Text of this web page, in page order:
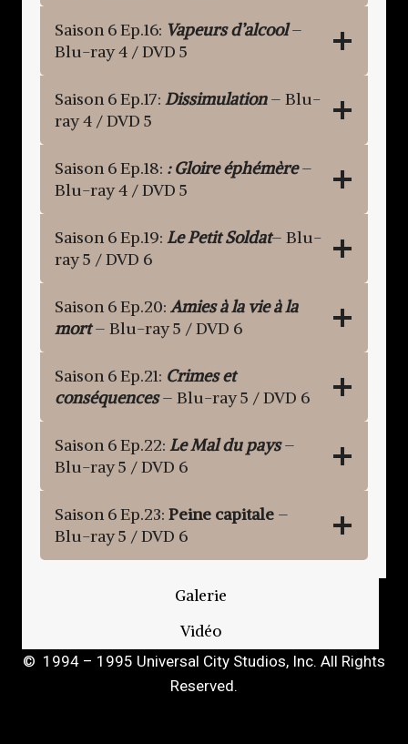
Saison 6 Ep.16: Vapeurs d’alcool–
Blu-ray 4 / DVD 5
Saison 6 Ep.17: Dissimulation– Blu-
ray 4 / DVD 5
Saison 6 Ep.18: : Gloire éphémère–
Blu-ray 4 / DVD 5
Saison 6 Ep.19: Le Petit Soldat– Blu-
ray 5 / DVD 6
Saison 6 Ep.20: Amies à la vie à la
mort– Blu-ray 5 / DVD 6
Saison 6 Ep.21: Crimes et
conséquences– Blu-ray 5 / DVD 6
Saison 6 Ep.22: Le Mal du pays–
Blu-ray 5 / DVD 6
Saison 6 Ep.23: Peine capitale –
Blu-ray 5 / DVD 6
Galerie
Vidéo
© 1994 – 1995 Universal City Studios, Inc. All Rights
Reserved.